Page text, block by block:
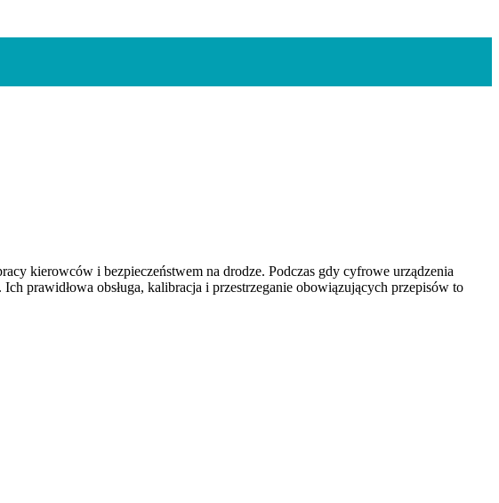
kierowców i bezpieczeństwem na drodze. Podczas gdy cyfrowe urządzenia
prawidłowa obsługa, kalibracja i przestrzeganie obowiązujących przepisów to